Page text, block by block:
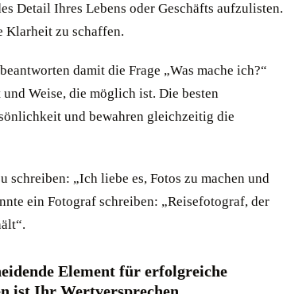
Detail Ihres Lebens oder Geschäfts aufzulisten.
Klarheit zu schaffen.
damit die Frage „Was mache ich?“
Weise, die möglich ist. Die besten
und bewahren gleichzeitig die
schreiben: „Ich liebe es, Fotos zu machen und
ein Fotograf schreiben: „Reisefotograf, der
Element für erfolgreiche